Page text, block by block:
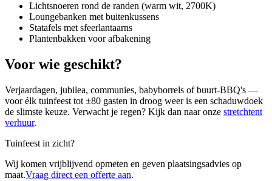
Lichtsnoeren rond de randen (warm wit, 2700K)
Loungebanken met buitenkussens
Statafels met sfeerlantaarns
Plantenbakken voor afbakening
Voor wie geschikt?
Verjaardagen, jubilea, communies, babyborrels of buurt-BBQ's —
voor élk tuinfeest tot ±80 gasten in droog weer is een schaduwdoek
de slimste keuze. Verwacht je regen? Kijk dan naar onze stretchtent
verhuur.
Tuinfeest in zicht?
Wij komen vrijblijvend opmeten en geven plaatsingsadvies op
maat.Vraag direct een offerte aan.